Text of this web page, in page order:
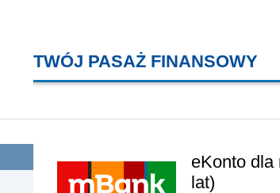
TWÓJ PASAŻ FINANSOWY
eKonto dla
lat)